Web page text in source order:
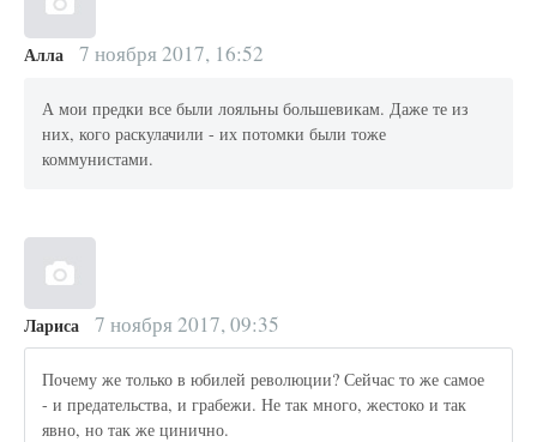
Алла 7 ноября 2017, 16:52
А мои предки все были лояльны большевикам. Даже те из
них, кого раскулачили - их потомки были тоже
коммунистами.
Лариса 7 ноября 2017, 09:35
Почему же только в юбилей революции? Сейчас то же самое
- и предательства, и грабежи. Не так много, жестоко и так
явно, но так же цинично.